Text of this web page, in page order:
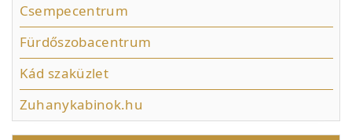
Csempecentrum
Fürdőszobacentrum
Kád szaküzlet
Zuhanykabinok.hu